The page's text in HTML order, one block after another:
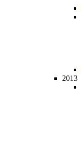
2013